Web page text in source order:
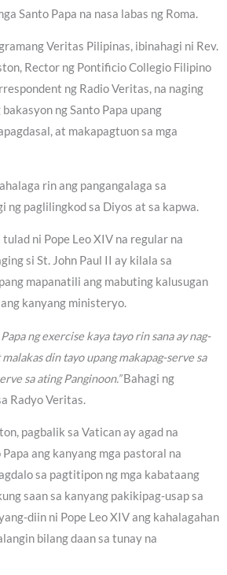
Santo Papa na nasa labas ng Roma.
Veritas Pilipinas, ibinahagi ni Rev.
Rector ng Pontificio Collegio Filipino
ng Radio Veritas, na naging
ng Santo Papa upang
at makapagtuon sa mga
rin ang pangangalaga sa
ng paglilingkod sa Diyos at sa kapwa.
ni Pope Leo XIV na regular na
si St. John Paul II ay kilala sa
mapanatili ang mabuting kalusugan
kanyang ministeryo.
ng exercise kaya tayo rin sana ay nag-
din tayo upang makapag-serve sa
sa ating Panginoon.”Bahagi ng
Radyo Veritas.
pagbalik sa Vatican ay agad na
ang kanyang mga pastoral na
sa pagtitipon ng mga kabataang
saan sa kanyang pakikipag-usap sa
diin ni Pope Leo XIV ang kahalagahan
bilang daan sa tunay na